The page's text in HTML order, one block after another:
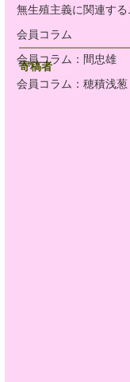
無生殖主義に関連する
会員コラム
会員コラム：間忠雄
会員コラム：穂積浅葱
寄稿者